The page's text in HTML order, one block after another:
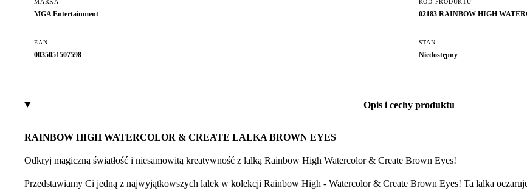
MARKA
MGA Entertainment
KOD PRODUKTU
02183 RAINBOW HIGH
EAN
0035051507598
STAN
Niedostępny
Opis i cechy produktu
RAINBOW HIGH WATERCOLOR & CREATE LALKA BROWN EYES
Odkryj magiczną światłość i niesamowitą kreatywność z lalką Rainbow High Watercolor & Create Brown Eyes!
Przedstawiamy Ci jedną z najwyjątkowszych lalek w kolekcji Rainbow High - Watercolor & Create Brown Eyes! Ta lalka